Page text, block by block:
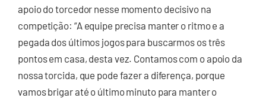
apoio do torcedor nesse momento decisivo na
competição: “A equipe precisa manter o ritmo e a
pegada dos últimos jogos para buscarmos os três
pontos em casa, desta vez. Contamos com o apoio da
nossa torcida, que pode fazer a diferença, porque
vamos brigar até o último minuto para manter o